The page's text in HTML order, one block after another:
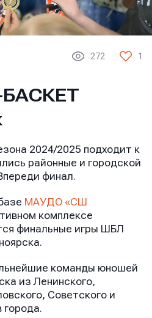
272 1
2024/2025 подходит к
районные и городской
финал.
МАУДО «СШ
комплексе
финальные игры ШБЛ
команды юношей
из Ленинского,
Советского и
города.